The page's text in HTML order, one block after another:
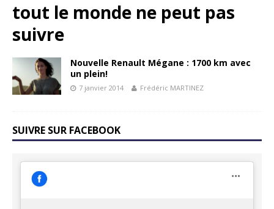
tout le monde ne peut pas
suivre
Nouvelle Renault Mégane : 1700 km avec
un plein!
7 janvier 2014 Frédéric MARTINEZ
SUIVRE SUR FACEBOOK